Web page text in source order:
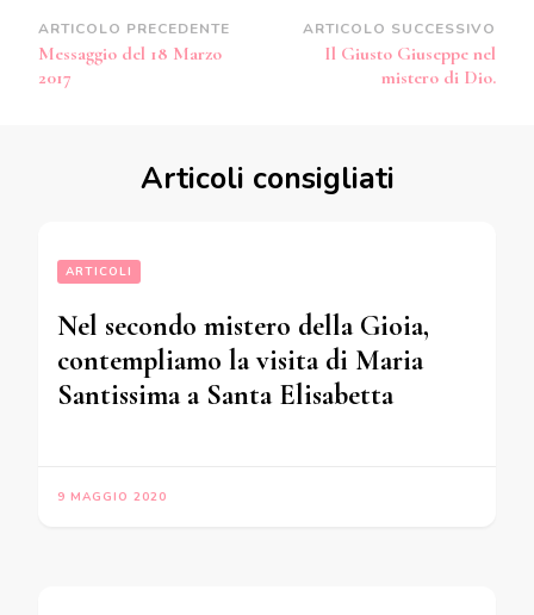
Navigazione
articoli
ARTICOLO PRECEDENTE
Messaggio del 18 Marzo
2017
ARTICOLO SUCCESSIVO
Il Giusto Giuseppe nel
mistero di Dio.
Articoli consigliati
ARTICOLI
Nel secondo mistero della Gioia,
contempliamo la visita di Maria
Santissima a Santa Elisabetta
9 MAGGIO 2020